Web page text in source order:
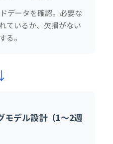
データを確認。必要な
ているか、欠損がない
る。
モデル設計（1〜2週